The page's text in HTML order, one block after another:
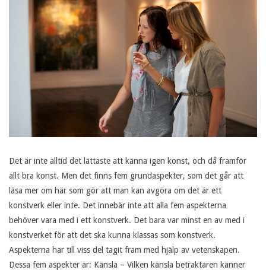
Det är inte alltid det lättaste att känna igen konst, och då framför
allt bra konst. Men det finns fem grundaspekter, som det går att
läsa mer om här som gör att man kan avgöra om det är ett
konstverk eller inte. Det innebär inte att alla fem aspekterna
behöver vara med i ett konstverk. Det bara var minst en av med i
konstverket för att det ska kunna klassas som konstverk.
Aspekterna har till viss del tagit fram med hjälp av vetenskapen.
Dessa fem aspekter är: Känsla – Vilken känsla betraktaren känner